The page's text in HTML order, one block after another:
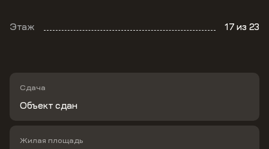
Этаж 17из 23
Сдача
Объект сдан
Жилая площадь